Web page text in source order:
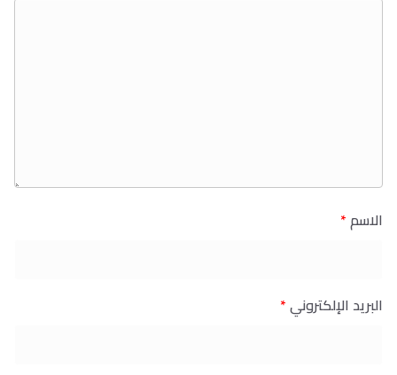
الاسم*
البريد الإلكتروني*